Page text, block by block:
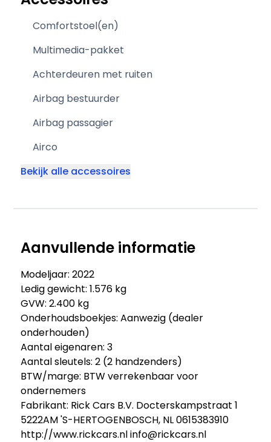
Comfortstoel(en)
Multimedia-pakket
Achterdeuren met ruiten
Airbag bestuurder
Airbag passagier
Airco
Bekijk alle accessoires
Aanvullende informatie
Modeljaar: 2022
Ledig gewicht: 1.576 kg
GVW: 2.400 kg
Onderhoudsboekjes: Aanwezig (dealer
onderhouden)
Aantal eigenaren: 3
Aantal sleutels: 2 (2 handzenders)
BTW/marge: BTW verrekenbaar voor
ondernemers
Fabrikant: Rick Cars B.V. Docterskampstraat 1
5222AM 'S-HERTOGENBOSCH, NL 0615383910
http://www.rickcars.nl info@rickcars.nl